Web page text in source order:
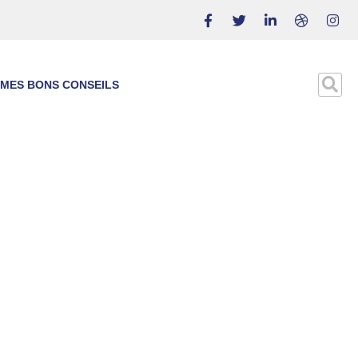
MES BONS CONSEILS